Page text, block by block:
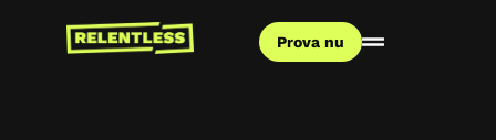
Prova nu